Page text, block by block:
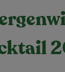
hinzufügen